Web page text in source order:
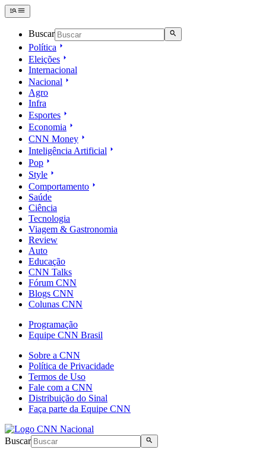
Buscar
Política
Eleições
Internacional
Nacional
Agro
Infra
Esportes
Economia
CNN Money
Inteligência Artificial
Pop
Style
Comportamento
Saúde
Ciência
Tecnologia
Viagem & Gastronomia
Review
Auto
Educação
CNN Talks
Fórum CNN
Blogs CNN
Colunas CNN
Programação
Equipe CNN Brasil
Sobre a CNN
Política de Privacidade
Termos de Uso
Fale com a CNN
Distribuição do Sinal
Faça parte da Equipe CNN
Buscar